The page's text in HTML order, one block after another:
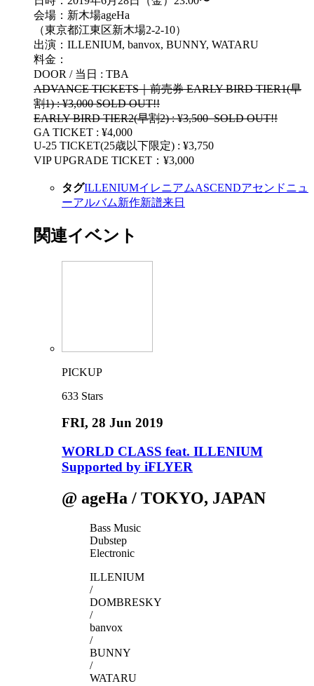
会場：新木場ageHa
（東京都江東区新木場2-2-10）
出演：ILLENIUM, banvox, BUNNY, WATARU
料金：
​DOOR / 当日 : TBA
ADVANCE TICKETS｜前売券 EARLY BIRD TIER1(早
割1) : ¥3,000 SOLD OUT!!
EARLY BIRD TIER2(早割2) : ¥3,500 SOLD OUT!!
GA TICKET : ¥4,000
U-25 TICKET(25歳以下限定) : ¥3,750
VIP UPGRADE TICKET：¥3,000
タグILLENIUMイレニアムASCENDアセンドニュ
ーアルバム新作新譜来日
関連イベント
PICKUP
633 Stars
FRI, 28 Jun 2019
WORLD CLASS feat. ILLENIUM
Supported by iFLYER
@ ageHa / TOKYO, JAPAN
Bass Music
Dubstep
Electronic
ILLENIUM
/
DOMBRESKY
/
banvox
/
BUNNY
/
WATARU